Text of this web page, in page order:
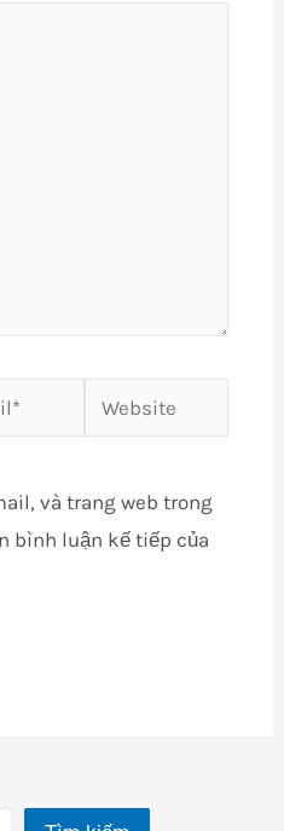
Website
và trang web trong
bình luận kế tiếp của